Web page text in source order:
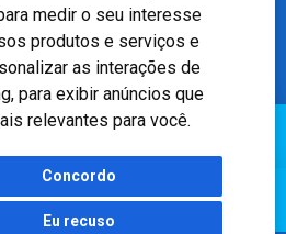
medir o seu interesse
produtos e serviços e
as interações de
, para exibir anúncios que
relevantes para você.
Concordo
Eu recuso
– Floresta, Porto Alegre – RS,